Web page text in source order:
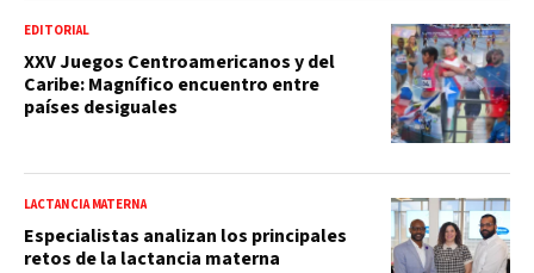
EDITORIAL
XXV Juegos Centroamericanos y del
Caribe: Magnífico encuentro entre
países desiguales
LACTANCIA MATERNA
Especialistas analizan los principales
retos de la lactancia materna